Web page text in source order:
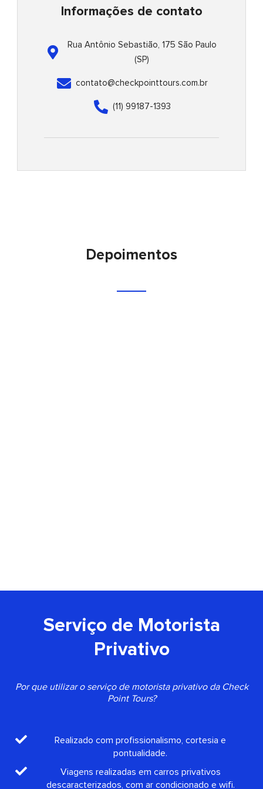
p
Informações de contato
Rua Antônio Sebastião, 175 São Paulo
(SP)
contato@checkpointtours.com.br
(11) 99187-1393
Depoimentos
Serviço de Motorista
Privativo
Por que utilizar o serviço de motorista privativo da Check
Point Tours?
Realizado com profissionalismo, cortesia e
pontualidade.
Viagens realizadas em carros privativos
descaracterizados, com ar condicionado e wifi.